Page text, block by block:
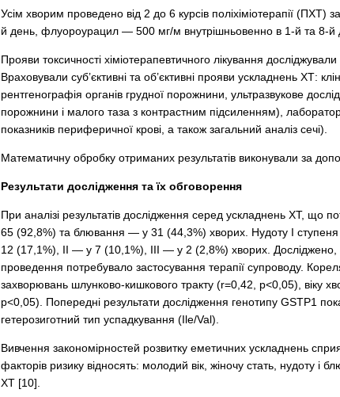
Усім хворим проведено від 2 до 6 курсів поліхіміотерапії
й день, флуороурацил — 500 мг/м внутрішньовенно в 1-й та 8-й
Прояви токсичності хіміотерапев­тичного лікування
Враховували суб’єктивні та об’єктивні прояви ускладнень ХТ:
рентгенографія органів грудної порожнини, ультразвукове
порожнини і малого таза з контрастним підсиленням),
показників периферичної крові, а також загальний аналіз сечі).
Математичну обробку отриманих ре­зул­ьтатів виконували за
Результати дослідження та їх обговорення
При аналізі результатів дослідження серед ускладнень ХТ, що
65 (92,8%) та блювання — у 31 (44,3%) хворих. Нудоту І
12 (17,1%), ІІ — у 7 (10,1%), ІІІ — у 2 (2,8%) хворих.
проведення потребувало застосування терапії супроводу.
захворювань шлунково-кишкового тракту (r=0,42, р<0,05), віку
p<0,05). Попередні результати дослідження генотипу GSTP1
гетерозиготний тип успадкування (Ile/Val).
Вивчення закономірностей розвитку еметичних ускладнень
факторів ризику відносять: молодий вік, жіночу стать, нудоту і
ХТ [10].